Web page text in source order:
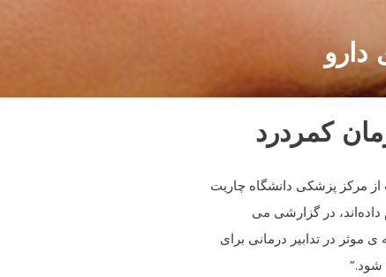
كمردرد
از مركز پزشكی دانشگاه چاریت
داده‌اند، در گزارشی می
موثر در تدابیر درمانی برای
شود.”